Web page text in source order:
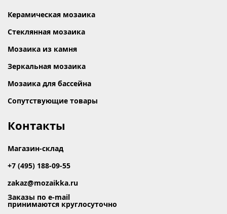
Керамическая мозаика
Стеклянная мозаика
Мозаика из камня
Зеркальная мозаика
Мозаика для бассейна
Сопутствующие товары
Контакты
Магазин-склад
+7 (495) 188-09-55
zakaz@mozaikka.ru
Заказы по e-mail
принимаются круглосуточно